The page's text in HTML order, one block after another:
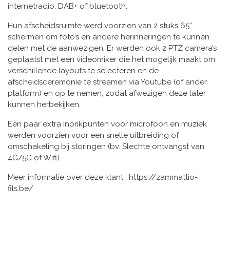
internetradio, DAB+ of bluetooth.
Hun afscheidsruimte werd voorzien van 2 stuks 65”
schermen om foto’s en andere herinneringen te kunnen
delen met de aanwezigen. Er werden ook 2 PTZ camera’s
geplaatst met een videomixer die het mogelijk maakt om
verschillende layout’s te selecteren en de
afscheidsceremonie te streamen via Youtube (of ander
platform) en op te nemen, zodat afwezigen deze later
kunnen herbekijken.
Een paar extra inprikpunten voor microfoon en muziek
werden voorzien voor een snelle uitbreiding of
omschakeling bij storingen (bv. Slechte ontvangst van
4G/5G of Wifi).
Meer informatie over deze klant : https://zammattio-
fils.be/